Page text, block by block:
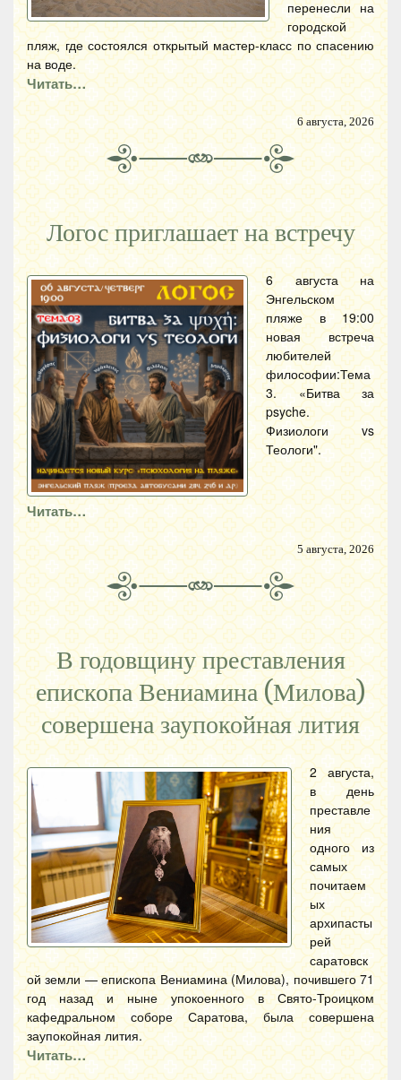
перенесли на
городской
пляж, где состоялся открытый мастер-класс по спасению
на воде.
Читать…
6 августа, 2026
Логос приглашает на встречу
6 августа на
Энгельском
пляже в 19:00
новая встреча
любителей
философии:Тема
3. «Битва за
psyche.
Физиологи vs
Теологи".
Читать…
5 августа, 2026
В годовщину преставления
епископа Вениамина (Милова)
совершена заупокойная лития
2 августа,
в день
преставле
ния
одного из
самых
почитаем
ых
архипасты
рей
саратовск
ой земли — епископа Вениамина (Милова), почившего 71
год назад и ныне упокоенного в Свято-Троицком
кафедральном соборе Саратова, была совершена
заупокойная лития.
Читать…